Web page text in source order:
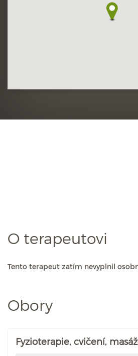
O terapeutovi
Tento terapeut zatím nevyplnil
Obory
Fyzioterapie, cvičení,